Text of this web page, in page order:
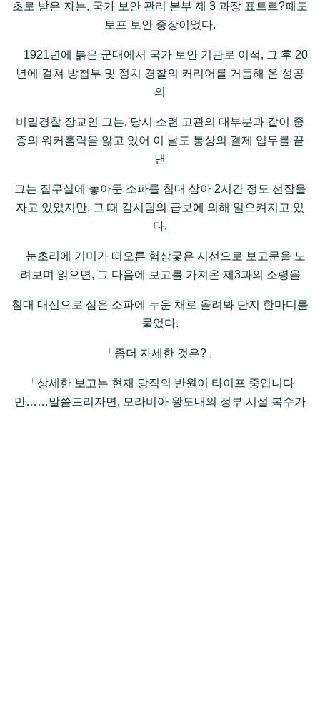
초로 받은 자는, 국가 보안 관리 본부 제 3 과장 표트르?페도
토프 보안 중장이었다.
1921년에 붉은 군대에서 국가 보안 기관로 이적, 그 후 20
년에 걸쳐 방첩부 및 정치 경찰의 커리어를 거듭해 온 성공
의
비밀경찰 장교인 그는, 당시 소련 고관의 대부분과 같이 중
증의 워커홀릭을 앓고 있어 이 날도 통상의 결제 업무를 끝
낸
그는 집무실에 놓아둔 소파를 침대 삼아 2시간 정도 선잠을
자고 있었지만, 그 때 감시팀의 급보에 의해 일으켜지고 있
다.
눈초리에 기미가 떠오른 험상궃은 시선으로 보고문을 노
려보며 읽으면, 그 다음에 보고를 가져온 제3과의 소령을
침대 대신으로 삼은 소파에 누운 채로 올려봐 단지 한마디를
물었다.
「좀더 자세한 것은?」
「상세한 보고는 현재 당직의 반원이 타이프 중입니다
만……말씀드리자면, 모라비아 왕도내의 정부 시설 복수가